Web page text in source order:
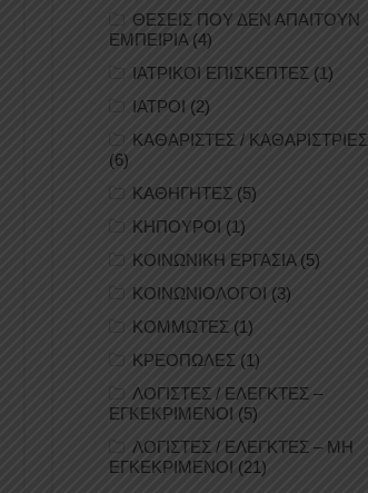
ΘΕΣΕΙΣ ΠΟΥ ΔΕΝ ΑΠΑΙΤΟΥΝ
ΕΜΠΕΙΡΙΑ(4)
ΙΑΤΡΙΚΟΙ ΕΠΙΣΚΕΠΤΕΣ (1)
ΙΑΤΡΟΙ (2)
ΚΑΘΑΡΙΣΤΕΣ / ΚΑΘΑΡΙΣΤΡΙΕΣ
(6)
ΚΑΘΗΓΗΤΕΣ (5)
ΚΗΠΟΥΡΟΙ (1)
ΚΟΙΝΩΝΙΚΗ ΕΡΓΑΣΙΑ(5)
ΚΟΙΝΩΝΙΟΛΟΓΟΙ (3)
ΚΟΜΜΩΤΕΣ (1)
ΚΡΕΟΠΩΛΕΣ (1)
ΛΟΓΙΣΤΕΣ / ΕΛΕΓΚΤΕΣ –
ΕΓΚΕΚΡΙΜΕΝΟΙ (5)
ΛΟΓΙΣΤΕΣ / ΕΛΕΓΚΤΕΣ – ΜΗ
ΕΓΚΕΚΡΙΜΕΝΟΙ (21)